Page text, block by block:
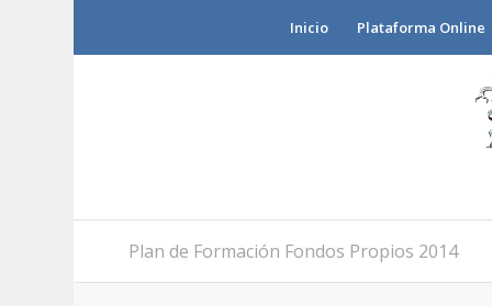
Inicio Plataforma Online
Plan de Formación Fondos Propios 2014